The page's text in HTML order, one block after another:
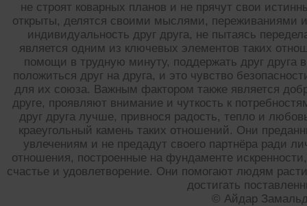
не строят коварных планов и не прячут свои
открыты, делятся своими мыслями, переживаниями
индивидуальность друг друга, не пытаясь
является одним из ключевых элементов таких
помощи в трудную минуту, поддержать друг друга
положиться друг на друга, и это чувство
для их союза. Важным фактором также является
друге, проявляют внимание и чуткость к
друг друга лучше, привнося радость, тепло и
краеугольный камень таких отношений. Они
увлечениям и не предадут своего партнёра ради
отношения, построенные на фундаменте
счастье и удовлетворение. Они помогают людям
достигать
© Айдар